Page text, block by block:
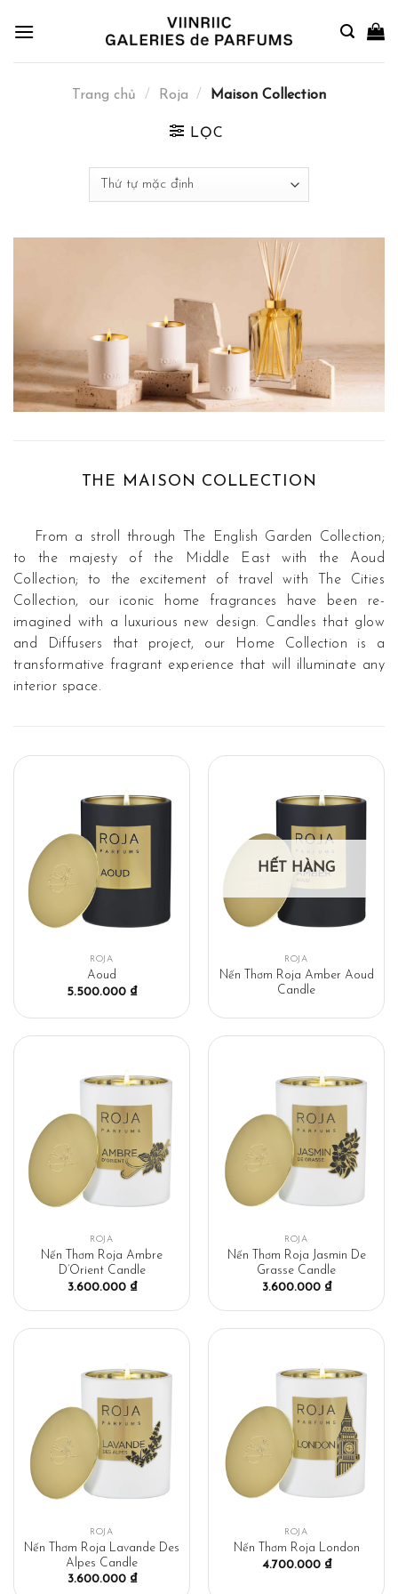
Trang chủ / Roja / Maison Collection
LỌC
THE MAISON COLLECTION
From a stroll through The English Garden Collection;
to the majesty of the Middle East with the Aoud
Collection; to the excitement of travel with The Cities
Collection, our iconic home fragrances have been re-
imagined with a luxurious new design. Candles that glow
and Diffusers that project, our Home Collection is a
transformative fragrant experience that will illuminate any
interior space.
ROJA
Aoud
5.500.000 ₫
HẾT HÀNG
ROJA
Nến Thơm Roja Amber Aoud
Candle
ROJA
Nến Thơm Roja Ambre
D’Orient Candle
3.600.000 ₫
ROJA
Nến Thơm Roja Jasmin De
Grasse Candle
3.600.000 ₫
ROJA
Nến Thơm Roja Lavande Des
Alpes Candle
3.600.000 ₫
ROJA
Nến Thơm Roja London
4.700.000 ₫